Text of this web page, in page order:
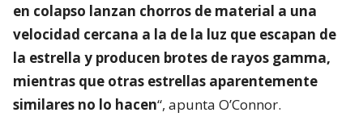
en colapso lanzan chorros de material a una
velocidad cercana a la de la luz que escapan de
la estrella y producen brotes de rayos gamma,
mientras que otras estrellas aparentemente
similares no lo hacen“, apunta O’Connor.